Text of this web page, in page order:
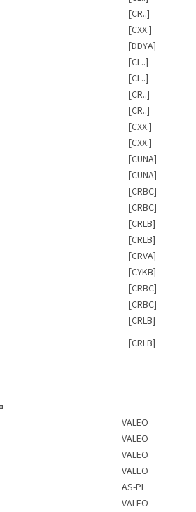
[CR..]
[CXX.]
[DDYA]
[CL..]
[CL..]
[CR..]
[CR..]
[CXX.]
[CXX.]
[CUNA]
[CUNA]
[CRBC]
[CRBC]
[CRLB]
[CRLB]
[CRVA]
[CYKB]
[CRBC]
[CRBC]
[CRLB]
[CRLB]
VALEO
VALEO
VALEO
VALEO
AS-PL
VALEO